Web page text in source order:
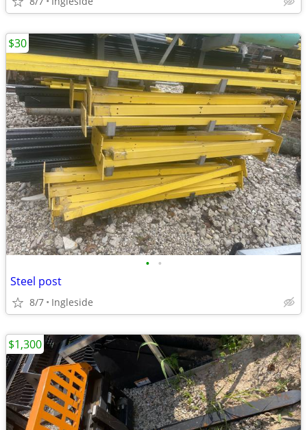
• •
Steel post
8/7 Ingleside
$30
$1,300